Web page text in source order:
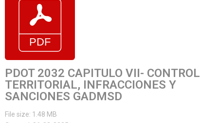
PDOT 2032 CAPITULO VII- CONTROL
TERRITORIAL, INFRACCIONES Y
SANCIONES GADMSD
File size: 1.48 MB